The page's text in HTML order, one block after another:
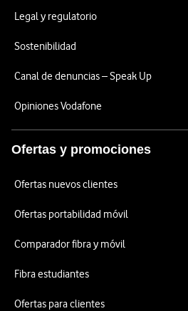
Legal y regulatorio
Sostenibilidad
Canal de denuncias – Speak Up
Opiniones Vodafone
Ofertas y promociones
Ofertas nuevos clientes
Ofertas portabilidad móvil
Comparador fibra y móvil
Fibra estudiantes
Ofertas para clientes